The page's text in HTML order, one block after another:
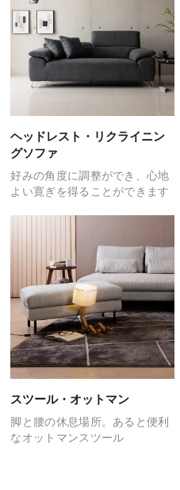
ヘッドレスト・リクライニン
グソファ
好みの角度に調整ができ、心地
よい寛ぎを得ることができます
スツール・オットマン
脚と腰の休息場所。 あると便利
なオットマンスツール